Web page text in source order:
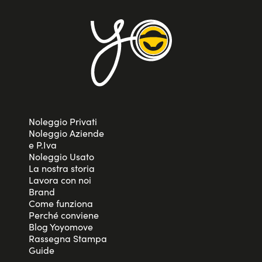
Noleggio Privati
Noleggio Aziende
e P.Iva
Noleggio Usato
La nostra storia
Lavora con noi
Brand
Come funziona
Perché conviene
Blog Yoyomove
Rassegna Stampa
Guide